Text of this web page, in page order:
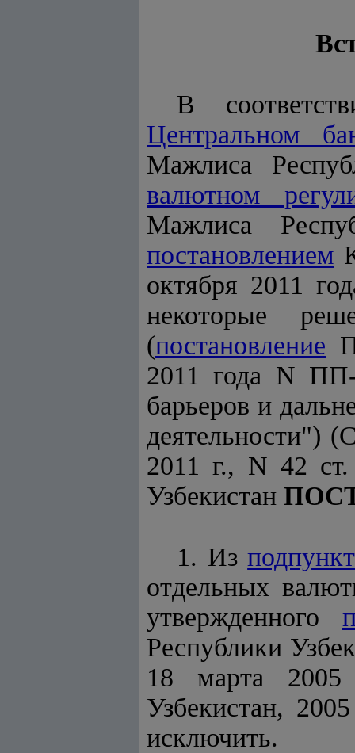
В
Центральном
Мажлиса
валютном
Мажлиса
постановлением
октября 2011
некоторые
(постановление
2011 года N
барьеров и
деятельности")
2011 г., N 42 ст.
Узбекистан
1. Из
отдельных
утвержденного
Республики
18 марта 2005
Узбекистан,
исключить.